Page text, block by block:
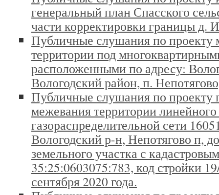
генеральный план Спасского
части корректировки границы д.
Публичные слушания по проекту
территории под
расположенными по адресу:
Вологодский район, п.
Публичные слушания по проекту
межевания территории
газораспределительной сети
Вологодский р-н, Непотягово п,
земельного участка с
35:25:0603075:783, код стройки
сентября 2020 года.